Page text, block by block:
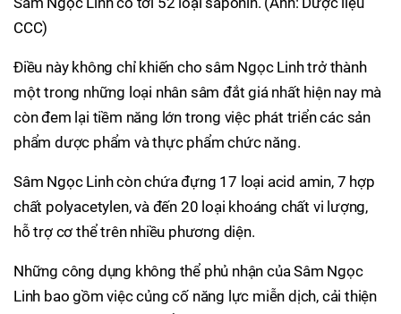
CCC)
Điều này không chỉ khiến cho sâm Ngọc Linh trở thành
một trong những loại nhân sâm đắt giá nhất hiện nay mà
còn đem lại tiềm năng lớn trong việc phát triển các sản
phẩm dược phẩm và thực phẩm chức năng.
Sâm Ngọc Linh còn chứa đựng 17 loại acid amin, 7 hợp
chất polyacetylen, và đến 20 loại khoáng chất vi lượng,
hỗ trợ cơ thể trên nhiều phương diện.
Những công dụng không thể phủ nhận của Sâm Ngọc
Linh bao gồm việc củng cố năng lực miễn dịch, cải thiện